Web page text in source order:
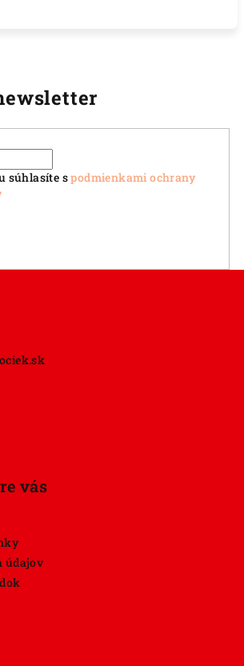
súhlasíte spodmienkami ochrany
vás
údajov